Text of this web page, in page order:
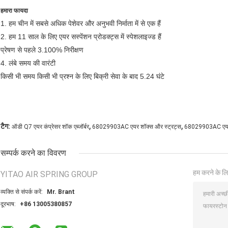
हमारा फायदा
1. हम चीन में सबसे अधिक पेशेवर और अनुभवी निर्माता में से एक हैं
2. हम 11 साल के लिए एयर सस्पेंशन प्रोडक्ट्स में स्पेशलाइज्ड हैं
प्रेषण से पहले 3.100% निरीक्षण
4. लंबे समय की वारंटी
किसी भी समय किसी भी प्रश्न के लिए बिक्री सेवा के बाद 5.24 घंटे
टैग: ऑडी Q7 एयर कंप्रेसर शॉक एब्जॉर्बर, 68029903AC एयर शॉक्स और स्ट्रट्स, 68029903AC
सम्पर्क करने का विवरण
YITAO AIR SPRING GROUP
व्यक्ति से संपर्क करें:
Mr. Brant
दूरभाष:
+86 13005380857
हम करने के